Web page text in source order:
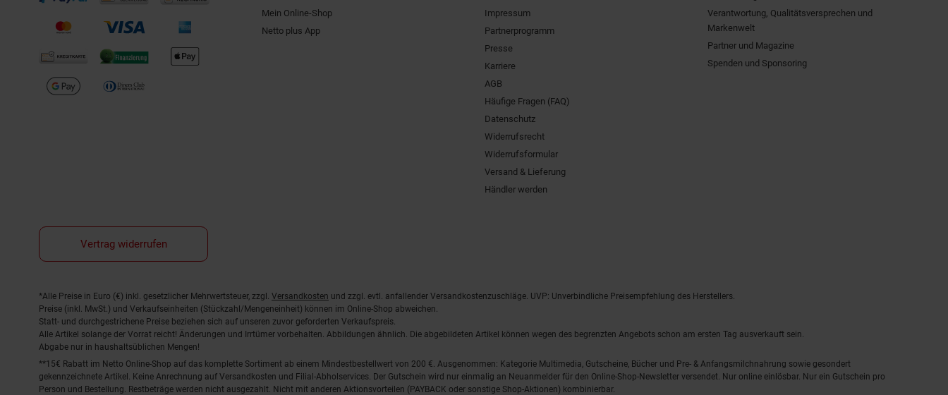
Mein Online-Shop
Netto plus App
Impressum
Partnerprogramm
Presse
Karriere
AGB
Häufige Fragen (FAQ)
Datenschutz
Widerrufsrecht
Widerrufsformular
Versand & Lieferung
Händler werden
Verantwortung, Qualitätsversprechen und
Markenwelt
Partner und Magazine
Spenden und Sponsoring
Vertrag widerrufen
Fußnoten
*Alle Preise in Euro (€) inkl. gesetzlicher Mehrwertsteuer, zzgl. Versandkosten und zzgl. evtl. anfallender Versandkostenzuschläge. UVP: Unverbindliche Preisempfehlung des Herstellers.
Preise (inkl. MwSt.) und Verkaufseinheiten (Stückzahl/Mengeneinheit) können im Online-Shop abweichen.
Statt- und durchgestrichene Preise beziehen sich auf unseren zuvor geforderten Verkaufspreis.
Alle Artikel solange der Vorrat reicht! Änderungen und Irrtümer vorbehalten. Abbildungen ähnlich. Die abgebildeten Artikel können wegen des begrenzten Angebots schon am ersten Tag ausverkauft sein.
Abgabe nur in haushaltsüblichen Mengen!
**15€ Rabatt im Netto Online-Shop auf das komplette Sortiment ab einem Mindestbestellwert von 200 €. Ausgenommen: Kategorie Multimedia, Gutscheine, Bücher und Pre- & Anfangsmilchnahrung sowie gesondert
gekennzeichnete Artikel. Keine Anrechnung auf Versandkosten und Filial-Abholservices. Der Gutschein wird nur einmalig an Neuanmelder für den Online-Shop-Newsletter versendet. Nur online einlösbar. Nur ein Gutschein pro
Person und Bestellung. Restbeträge werden nicht ausgezahlt. Nicht mit anderen Aktionsvorteilen (PAYBACK oder sonstige Shop-Aktionen) kombinierbar.